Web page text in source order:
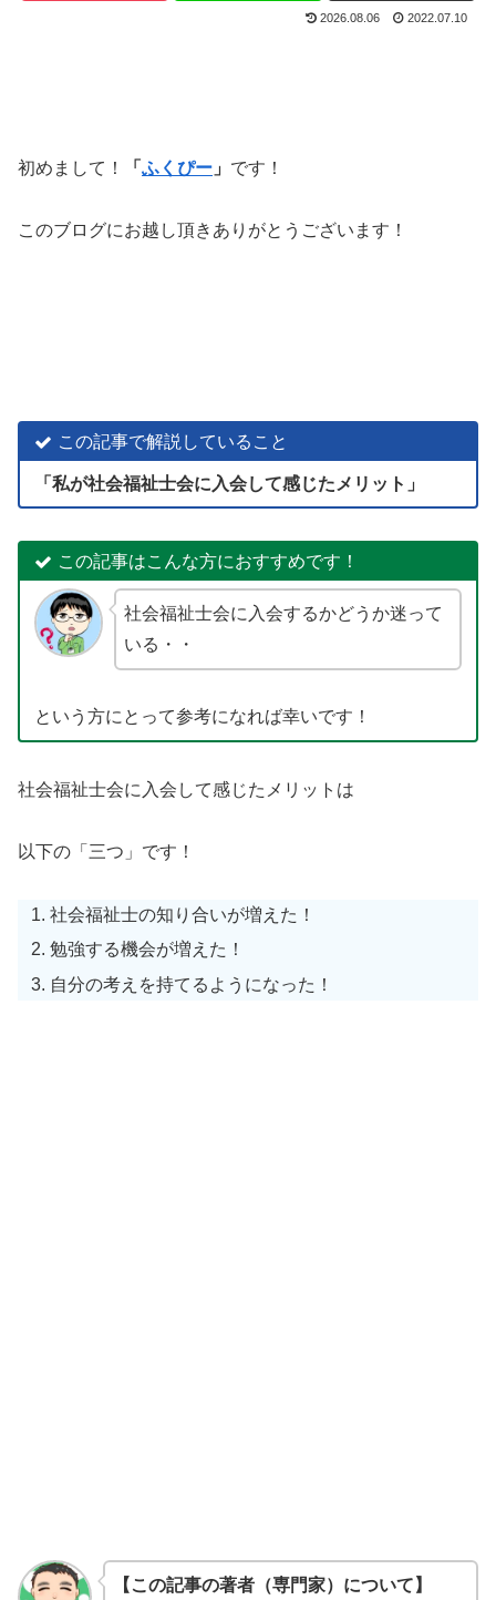
2026.08.06 2022.07.10
初めまして！ 「 ふくぴー 」 です！
このブログにお越し頂きありがとうございます！
この記事で解説していること
「私が社会福祉士会に入会して感じたメリット」
この記事はこんな方におすすめです！
社会福祉士会に入会するかどうか迷って
いる・・
という方にとって参考になれば幸いです！
社会福祉士会に入会して感じたメリットは
以下の「三つ」です！
社会福祉士の知り合いが増えた！
勉強する機会が増えた！
自分の考えを持てるようになった！
【この記事の著者（専門家）について】